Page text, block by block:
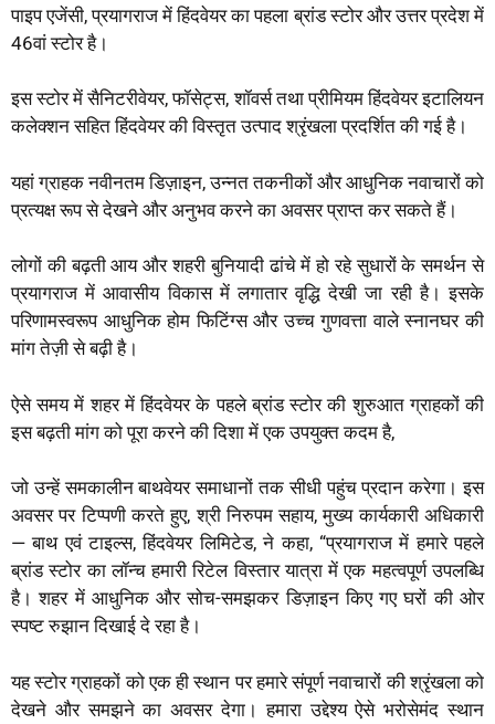
पाइप एजेंसी, प्रयागराज में हिंदवेयर का पहला ब्रांड स्टोर और उत्तर प्रदेश में
46वां स्टोर है।
इस स्टोर में सैनिटरीवेयर, फॉसेट्स, शॉवर्स तथा प्रीमियम हिंदवेयर इटालियन
कलेक्शन सहित हिंदवेयर की विस्तृत उत्पाद श्रृंखला प्रदर्शित की गई है।
यहां ग्राहक नवीनतम डिज़ाइन, उन्नत तकनीकों और आधुनिक नवाचारों को
प्रत्यक्ष रूप से देखने और अनुभव करने का अवसर प्राप्त कर सकते हैं।
लोगों की बढ़ती आय और शहरी बुनियादी ढांचे में हो रहे सुधारों के समर्थन से
प्रयागराज में आवासीय विकास में लगातार वृद्धि देखी जा रही है। इसके
परिणामस्वरूप आधुनिक होम फिटिंग्स और उच्च गुणवत्ता वाले स्नानघर की
मांग तेज़ी से बढ़ी है।
ऐसे समय में शहर में हिंदवेयर के पहले ब्रांड स्टोर की शुरुआत ग्राहकों की
इस बढ़ती मांग को पूरा करने की दिशा में एक उपयुक्त कदम है,
जो उन्हें समकालीन बाथवेयर समाधानों तक सीधी पहुंच प्रदान करेगा। इस
अवसर पर टिप्पणी करते हुए, श्री निरुपम सहाय, मुख्य कार्यकारी अधिकारी
— बाथ एवं टाइल्स, हिंदवेयर लिमिटेड, ने कहा, “प्रयागराज में हमारे पहले
ब्रांड स्टोर का लॉन्च हमारी रिटेल विस्तार यात्रा में एक महत्वपूर्ण उपलब्धि
है। शहर में आधुनिक और सोच-समझकर डिज़ाइन किए गए घरों की ओर
स्पष्ट रुझान दिखाई दे रहा है।
यह स्टोर ग्राहकों को एक ही स्थान पर हमारे संपूर्ण नवाचारों की श्रृंखला को
देखने और समझने का अवसर देगा। हमारा उद्देश्य ऐसे भरोसेमंद स्थान